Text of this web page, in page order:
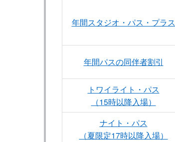
年間スタジオ・パス・プラス
年間パスの同伴者割引
トワイライト・パス
（15時以降入場）
ナイト・パス
（夏限定17時以降入場）